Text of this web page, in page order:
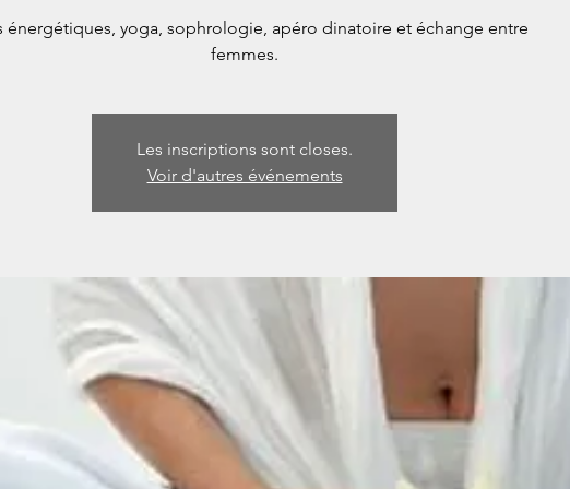
énergétiques, yoga, sophrologie, apéro dinatoire et échange entre
femmes.
Les inscriptions sont closes.
Voir d'autres événements